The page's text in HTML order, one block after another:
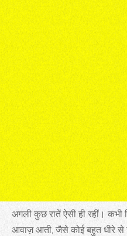
अगली कुछ रातें ऐसी ही रहीं।
आवाज़ आती, जैसे कोई बहुत धीरे से